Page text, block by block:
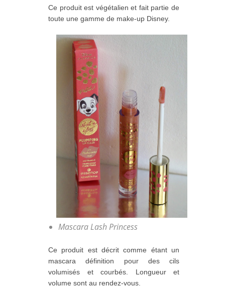
Ce produit est végétalien et fait partie de
toute une gamme de make-up Disney.
Mascara Lash Princess
Ce produit est décrit comme étant un
mascara définition pour des cils
volumisés et courbés. Longueur et
volume sont au rendez-vous.